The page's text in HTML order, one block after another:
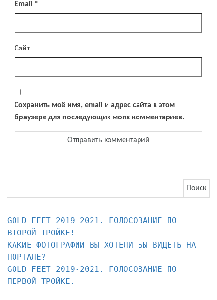
Email *
Сайт
Сохранить моё имя, email и адрес сайта в этом
браузере для последующих моих комментариев.
GOLD FEET 2019-2021. ГОЛОСОВАНИЕ ПО
КАКИЕ ФОТОГРАФИИ ВЫ ХОТЕЛИ БЫ ВИДЕТЬ НА
ПОРТАЛЕ?
GOLD FEET 2019-2021. ГОЛОСОВАНИЕ ПО
ПЕРВОЙ ТРОЙКЕ.